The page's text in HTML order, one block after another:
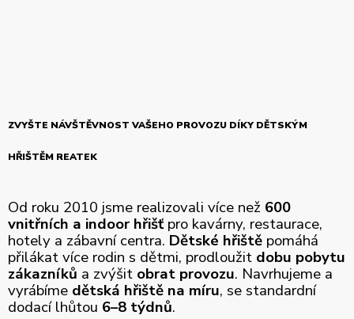
ZVYŠTE NÁVŠTĚVNOST VAŠEHO PROVOZU DÍKY DĚTSKÝM
HŘIŠTĚM REATEK
Od roku 2010 jsme realizovali více než 600
vnitřních a indoor hřišťpro kavárny, restaurace,
hotely a zábavní centra. Dětské hřiště pomáhá
přilákat více rodin s dětmi, prodloužit dobu pobytu
zákazníků a zvýšit obrat provozu. Navrhujeme a
vyrábíme dětská hřiště na míru, se standardní
dodací lhůtou 6–8 týdnů.